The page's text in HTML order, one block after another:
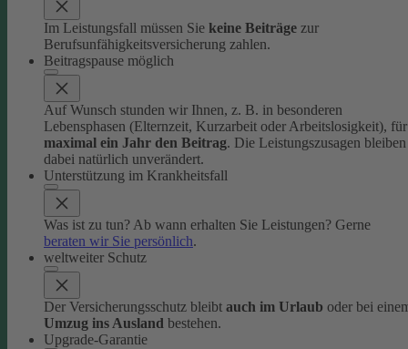
Im Leistungsfall müssen Sie keine Beiträge zur
Berufsunfähigkeitsversicherung zahlen.
Beitragspause möglich
Auf Wunsch stunden wir Ihnen, z. B. in besonderen
Lebensphasen (Elternzeit, Kurzarbeit oder Arbeitslosigkeit), für
maximal ein Jahr den Beitrag. Die Leistungszusagen bleiben
dabei natürlich unverändert.
Unterstützung im Krankheitsfall
Was ist zu tun? Ab wann erhalten Sie Leistungen? Gerne
beraten wir Sie persönlich.
weltweiter Schutz
Der Versicherungsschutz bleibt auch im Urlaub oder bei
Umzug ins Ausland bestehen.
Upgrade-Garantie